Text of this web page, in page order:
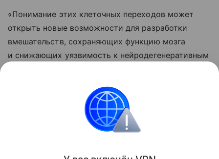
«Понимание этих клеточных переходов может
открыть новые возможности для разработки
вмешательств, сохраняющих функцию мозга
и снижающих уязвимость к нейродегенеративным
Поделиться